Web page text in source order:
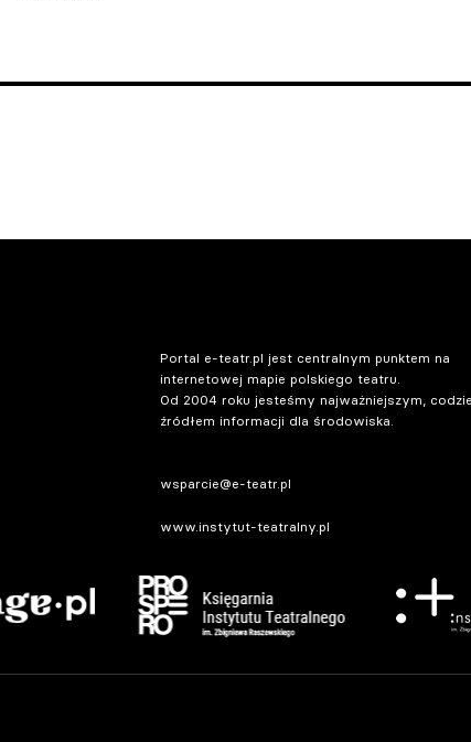
Portal e-teatr.pl jest centralnym punktem na
internetowej mapie polskiego teatru.
Od 2004 roku jesteśmy najważniejszym,
źródłem informacji dla środowiska.
wsparcie@e-teatr.pl
www.instytut-teatralny.pl